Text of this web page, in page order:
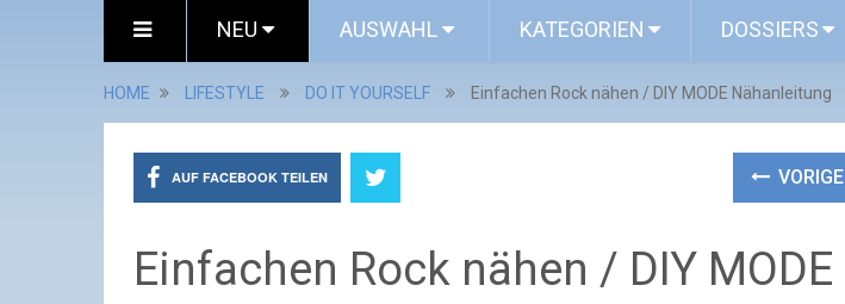
NEU AUSWAHL KATEGORIEN DOSSIERS
HOME LIFESTYLE DO IT YOURSELF Einfachen Rock nähen / DIY MODE Nähanleitung
AUF FACEBOOK TEILEN VORIGE
Einfachen Rock nähen / DIY MODE